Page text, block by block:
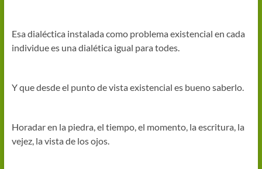
Esa dialéctica instalada como problema existencial en cada
individue es una dialética igual para todes.
Y que desde el punto de vista existencial es bueno saberlo.
Horadar en la piedra, el tiempo, el momento, la escritura, la
vejez, la vista de los ojos.